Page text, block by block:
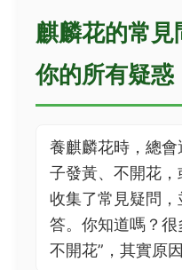
麒麟花的常
你的所有疑惑
養麒麟花時，總
子發黃、不開花
收集了常見疑問
答。你知道嗎？
不開花”，其實原